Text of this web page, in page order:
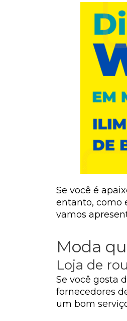
Se você é
entanto, como
vamos
Moda
Loja de
Se você gosta
fornecedores
um bom